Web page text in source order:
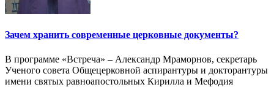
Зачем хранить современные церковные документы?
В программе «Встреча» – Александр Мраморнов, секретарь
Ученого совета Общецерковной аспирантуры и докторантуры
имени святых равноапостольных Кирилла и Мефодия